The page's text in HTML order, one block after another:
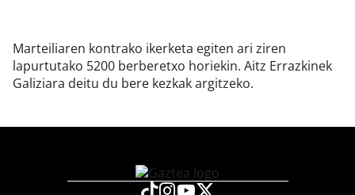
Marteiliaren kontrako ikerketa egiten ari ziren
lapurtutako 5200 berberetxo horiekin. Aitz Errazkinek
Galiziara deitu du bere kezkak argitzeko.